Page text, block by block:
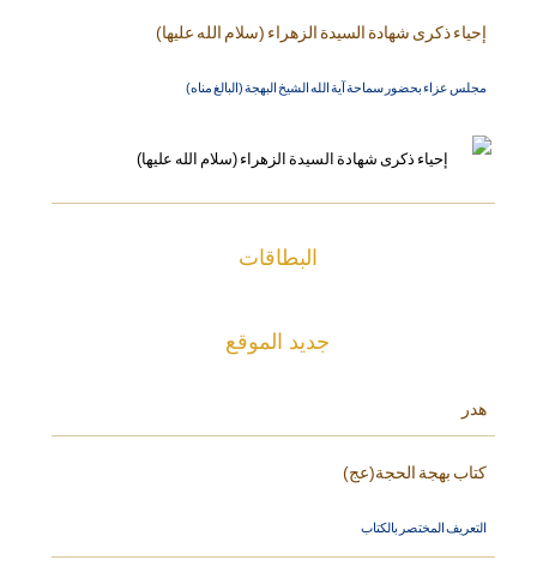
إحياء ذكرى شهادة السيدة الزهراء (سلام الله عليها)
مجلس عزاء بحضور سماحة آية الله الشيخ البهجة (البالغ مناه)
البطاقات
جديد الموقع
هدر
كتاب بهجة الحجة(عج)
التعريف المختصر بالكتاب